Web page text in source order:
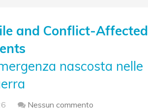
and Conflict-Affected
nascosta nelle
Nessun commento